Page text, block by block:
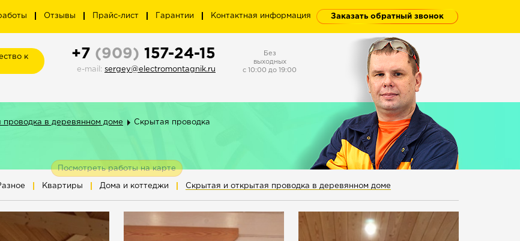
Отзывы Прайс-лист Гарантии Контактная информация Заказать обратный звонок
к
+7 (909) 157-24-15
e-mail: sergey@electromontagnik.ru
Без
выходных
c 10:00 до 19:00
проводка в деревянном доме Скрытая проводка
Посмотреть работы на карте
Квартиры Дома и коттеджи Скрытая и открытая проводка в деревянном доме